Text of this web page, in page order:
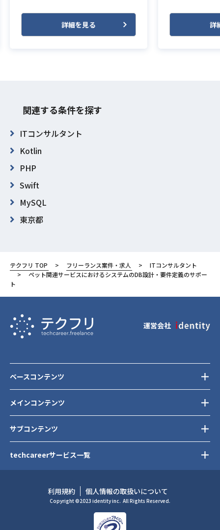
詳細を見る 詳
関連する条件を探す
ITコンサルタント
Kotlin
PHP
Swift
MySQL
東京都
テクフリ TOP フリーランス案件・求人
ITコンサルタント
ペット関連サービスにおけるシステムのDB設計・要件定義のサポー
ト
運営会社
メインコンテンツ
サブコンテンツ
ベースコンテンツ
techcareerサービス一覧
利用規約 個人情報の取扱いについて
Copyright ©2023 identity inc. All Rights Reserved.